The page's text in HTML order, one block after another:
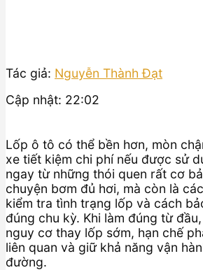
Tác giả: Nguyễn Thành Đạt
Cập nhật: 22:02
Lốp ô tô có thể bền hơn, mòn
xe tiết kiệm chi phí nếu được sử
ngay từ những thói quen rất cơ
chuyện bơm đủ hơi, mà còn là
kiểm tra tình trạng lốp và cách
đúng chu kỳ. Khi làm đúng từ
nguy cơ thay lốp sớm, hạn chế
liên quan và giữ khả năng vận
đường.